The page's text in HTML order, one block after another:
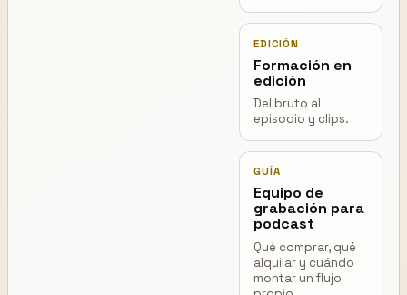
EDICIÓN
Formación en
edición
Del bruto al
episodio y clips.
GUÍA
Equipo de
grabación para
podcast
Qué comprar, qué
alquilar y cuándo
montar un flujo